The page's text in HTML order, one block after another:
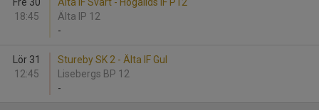
18:45
Älta IP 12
-
Lör 31
12:45
Stureby SK 2 - Älta IF Gul
Lisebergs BP 12
-